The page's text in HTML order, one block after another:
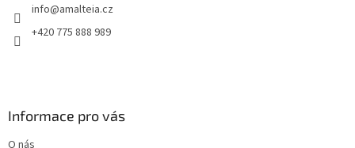
info@amalteia.cz
+420 775 888 989
Informace pro vás